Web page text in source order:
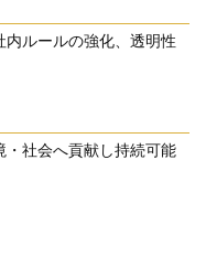
ルールの強化、透明性
・社会へ貢献し持続可能